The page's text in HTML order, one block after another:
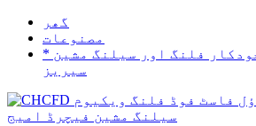
گھر
مصنوعات
* مکمل طور پر خودکار فلنگ اور سیلنگ مشین
سیریز